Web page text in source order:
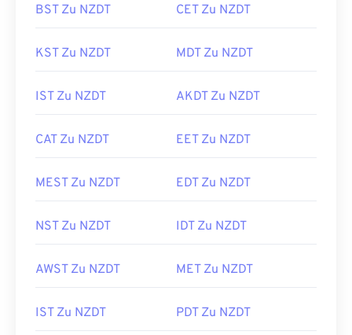
BST Zu NZDT CET Zu NZDT
KST Zu NZDT MDT Zu NZDT
IST Zu NZDT AKDT Zu NZDT
CAT Zu NZDT EET Zu NZDT
MEST Zu NZDT EDT Zu NZDT
NST Zu NZDT IDT Zu NZDT
AWST Zu NZDT MET Zu NZDT
IST Zu NZDT PDT Zu NZDT